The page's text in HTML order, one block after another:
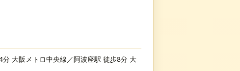
大阪メトロ中央線／阿波座駅 徒歩8分 大